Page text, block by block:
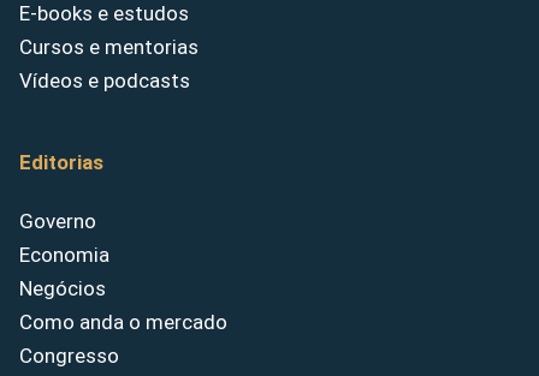
E-books e estudos
Cursos e mentorias
Vídeos e podcasts
Editorias
Governo
Economia
Negócios
Como anda o mercado
Congresso